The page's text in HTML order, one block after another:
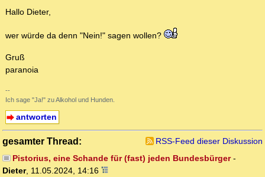
Hallo Dieter,
wer würde da denn "Nein!" sagen wollen?
Gruß
paranoia
--
Ich sage "Ja!" zu Alkohol und Hunden.
antworten
gesamter Thread:
RSS-Feed dieser Diskussion
Pistorius, eine Schande für (fast) jeden Bundesbürger-
Dieter, 11.05.2024, 14:16